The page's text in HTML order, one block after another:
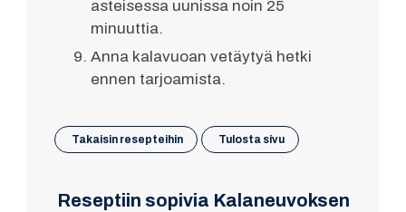
asteisessa uunissa noin 25
minuuttia.
Anna kalavuoan vetäytyä hetki
ennen tarjoamista.
Takaisin resepteihin Tulosta sivu
Reseptiin sopivia Kalaneuvoksen